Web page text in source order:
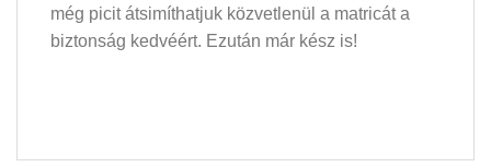
még picit átsimíthatjuk közvetlenül a matricát a
biztonság kedvéért. Ezután már kész is!